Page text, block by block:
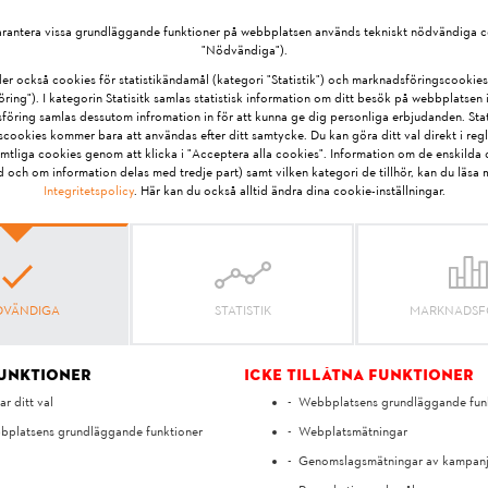
livslängd för motorn. Här finns mer information om den korrekta
röjsåg?
endast alkylatbensin av hög kvalitet eller bensin med ett minsta
med specialbränslet MotoMix, där alkylatbränslet redan är blandat
på min STIHL trimmer mot ett klippverktyg av
innebär olika processer: Välj vilket Klippverktyg du vill
För korrekt skydd och installation, se bruksanvisningen. Stäng av
till min STIHL maskin?
med en tryckt bruksanvisning. Du hittar även bruksanvisningen till
vissa grundläggande funktioner på webbplatsen används tekniskt nödvändiga
"Nödvändiga").
också cookies för statistikändamål (kategori "Statistik") och
I kategorin Statisitk samlas statistisk information om ditt besök på webbplatsen
samlas dessutom infromation in för att kunna ge dig personliga erbjudanden.
kommer bara att användas efter ditt samtycke. Du kan göra ditt val direkt i
cookies genom att klicka i "Acceptera alla cookies". Information om de enskilda
om information delas med tredje part) samt vilken kategori de tillhör, kan du läsa
Integritetspolicy. Här kan du också alltid ändra dina cookie-inställningar.
STATISTIK
ditt val
grundläggande funktioner
Icke tillåtna funktioner
Webbplatsens grundläggande
Webplatsmätningar
Genomslagsmätningar av